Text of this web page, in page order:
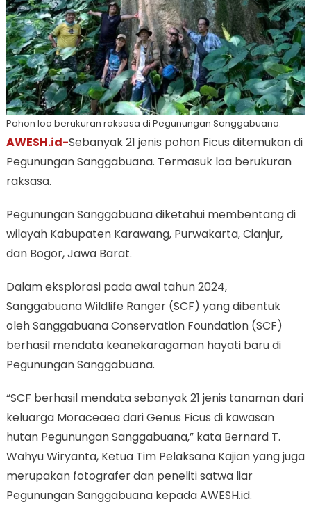
Pohon loa berukuran raksasa di Pegunungan Sanggabuana.
AWESH.id-Sebanyak 21 jenis pohon Ficus ditemukan di
Pegunungan Sanggabuana. Termasuk loa berukuran
raksasa.
Pegunungan Sanggabuana diketahui membentang di
wilayah Kabupaten Karawang, Purwakarta, Cianjur,
dan Bogor, Jawa Barat.
Dalam eksplorasi pada awal tahun 2024,
Sanggabuana Wildlife Ranger (SCF) yang dibentuk
oleh Sanggabuana Conservation Foundation (SCF)
berhasil mendata keanekaragaman hayati baru di
Pegunungan Sanggabuana.
“SCF berhasil mendata sebanyak 21 jenis tanaman dari
keluarga Moraceaea dari Genus Ficus di kawasan
hutan Pegunungan Sanggabuana,” kata Bernard T.
Wahyu Wiryanta, Ketua Tim Pelaksana Kajian yang juga
merupakan fotografer dan peneliti satwa liar
Pegunungan Sanggabuana kepada AWESH.id.